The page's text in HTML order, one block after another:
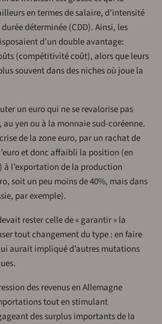
en termes de salaire, d’intensité
déterminée (CDD). Ainsi, les
d’un double avantage:
(compétitivité coût), alors que leurs
souvent dans des niches où joue la
un euro qui ne se revalorise pas
yen ou à la monnaie sud-coréenne.
de la zone euro, par un rachat de
et donc affaibli la position (en
à l’exportation de la production
soit un peu moins de 40%, mais dans
par exemple).
rester celle de « garantir » la
tout changement du type : en faire
aurait impliqué d’autres mutations
des revenus en Allemagne
tout en stimulant
des surplus importants de la